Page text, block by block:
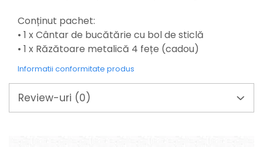
Conținut pachet:
• 1 x Cântar de bucătărie cu bol de sticlă
• 1 x Răzătoare metalică 4 fețe (cadou)
Informatii conformitate produs
Review-uri (0)